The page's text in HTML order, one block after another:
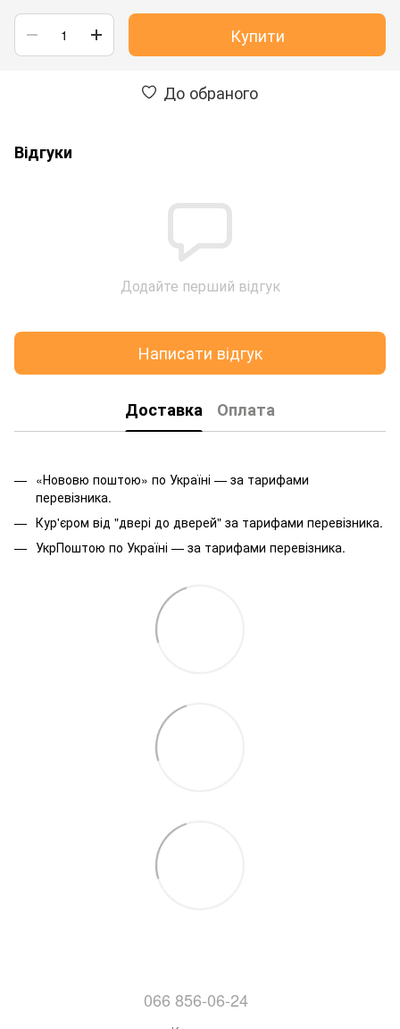
Купити
До обраного
Відгуки
Додайте перший відгук
Написати відгук
Доставка Оплата
«Нововю поштою» по Україні — за тарифами
перевізника.
Кур'єром від "двері до дверей" за тарифами перевізника.
УкрПоштою по Україні — за тарифами перевізника.
066 856-06-24